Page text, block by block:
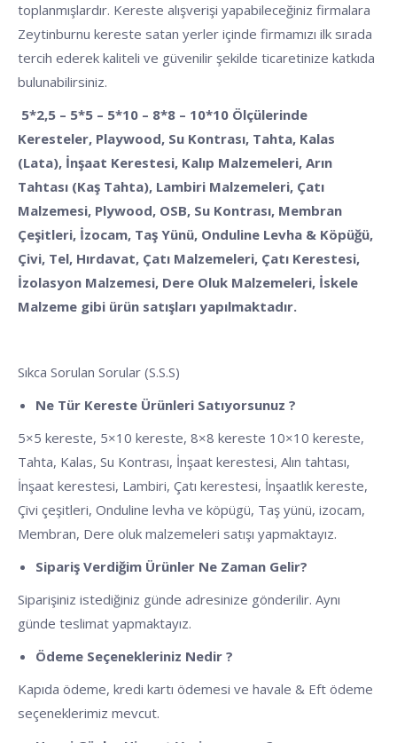
toplanmışlardır. Kereste alışverişi yapabileceğiniz firmalara
Zeytinburnu kereste satan yerler içinde firmamızı ilk sırada
tercih ederek kaliteli ve güvenilir şekilde ticaretinize katkıda
bulunabilirsiniz.
5*2,5 – 5*5 – 5*10 – 8*8 – 10*10 Ölçülerinde
Keresteler, Playwood, Su Kontrası, Tahta, Kalas
(Lata), İnşaat Kerestesi, Kalıp Malzemeleri, Arın
Tahtası (Kaş Tahta), Lambiri Malzemeleri, Çatı
Malzemesi, Plywood, OSB, Su Kontrası, Membran
Çeşitleri, İzocam, Taş Yünü, Onduline Levha & Köpüğü,
Çivi, Tel, Hırdavat, Çatı Malzemeleri, Çatı Kerestesi,
İzolasyon Malzemesi, Dere Oluk Malzemeleri, İskele
Malzeme gibi ürün satışları yapılmaktadır.
Sıkca Sorulan Sorular (S.S.S)
Ne Tür Kereste Ürünleri Satıyorsunuz ?
5×5 kereste, 5×10 kereste, 8×8 kereste 10×10 kereste,
Tahta, Kalas, Su Kontrası, İnşaat kerestesi, Alın tahtası,
İnşaat kerestesi, Lambiri, Çatı kerestesi, İnşaatlık kereste,
Çivi çeşitleri, Onduline levha ve köpügü, Taş yünü, izocam,
Membran, Dere oluk malzemeleri satışı yapmaktayız.
Sipariş Verdiğim Ürünler Ne Zaman Gelir?
Siparişiniz istediğiniz günde adresinize gönderilir. Aynı
günde teslimat yapmaktayız.
Ödeme Seçenekleriniz Nedir ?
Kapıda ödeme, kredi kartı ödemesi ve havale & Eft ödeme
seçeneklerimiz mevcut.